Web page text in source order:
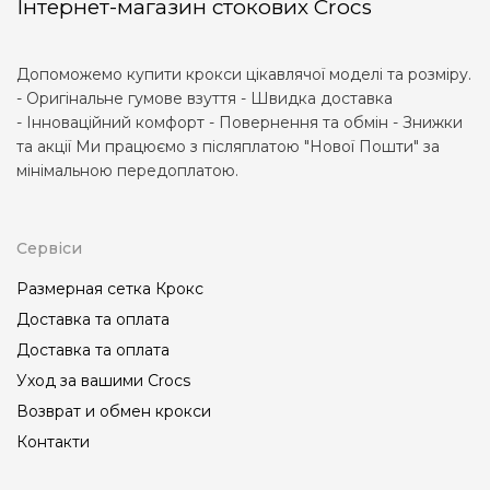
Інтернет-магазин стокових Crocs
Допоможемо купити крокси цікавлячої моделі та розміру.
- Оригінальне гумове взуття - Швидка доставка
- Інноваційний комфорт - Повернення та обмін - Знижки
та акції Ми працюємо з післяплатою "Нової Пошти" за
мінімальною передоплатою.
Сервіси
Размерная сетка Крокс
Доставка та оплата
Доставка та оплата
Уход за вашими Crocs
Возврат и обмен крокси
Контакти